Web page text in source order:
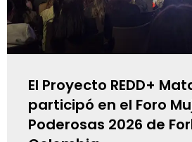
El Proyecto REDD+
participó en el Foro
Poderosas 2026 de